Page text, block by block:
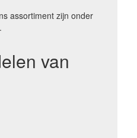
assortiment zijn onder
.
van